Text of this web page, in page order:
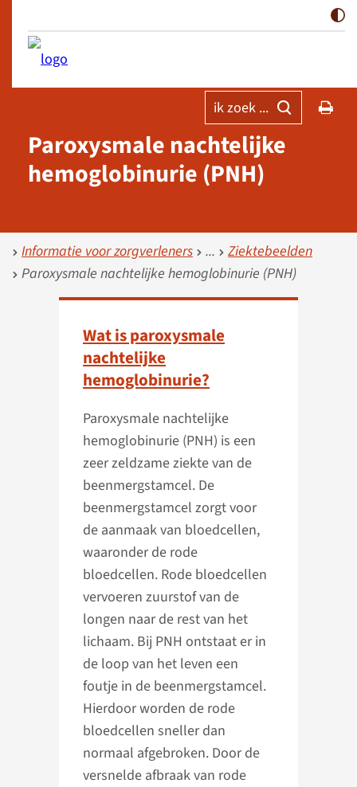
ik zoek ...
Paroxysmale nachtelijke
hemoglobinurie (PNH)
Informatie voor zorgverleners
Ziektebeelden
Paroxysmale nachtelijke hemoglobinurie (PNH)
Wat is paroxysmale
nachtelijke
hemoglobinurie?
Paroxysmale nachtelijke
hemoglobinurie (PNH) is een
zeer zeldzame ziekte van de
beenmergstamcel. De
beenmergstamcel zorgt voor
de aanmaak van bloedcellen,
waaronder de rode
bloedcellen. Rode bloedcellen
vervoeren zuurstof van de
longen naar de rest van het
lichaam. Bij PNH ontstaat er in
de loop van het leven een
foutje in de beenmergstamcel.
Hierdoor worden de rode
bloedcellen sneller dan
normaal afgebroken. Door de
versnelde afbraak van rode